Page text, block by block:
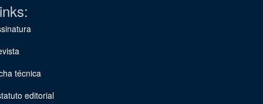
técnica
editorial